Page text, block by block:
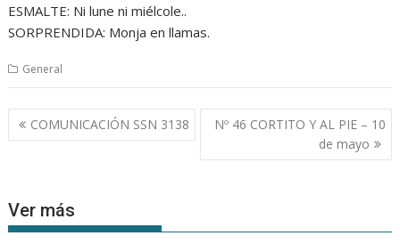
ESMALTE: Ni lune ni miélcole..
SORPRENDIDA: Monja en llamas.
General
Navegación
de
COMUNICACIÓN SSN 3138
Nº 46 CORTITO Y AL PIE – 10
de mayo
Ver más